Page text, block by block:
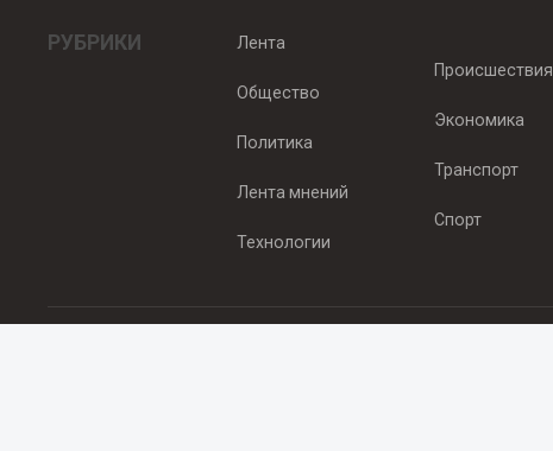
РУБРИКИ Лента
Общество
Политика
Лента мнений
Технологии
Происшествия
Экономика
Транспорт
Спорт